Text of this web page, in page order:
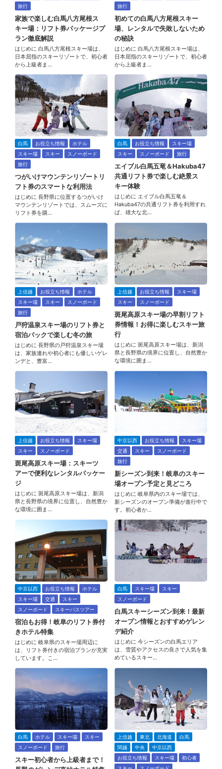
旅行
家族で楽しむ白馬八方尾根ス
キー場：リフト券パッケージプ
ラン徹底解説
はじめに 白馬八方尾根スキー場は、
日本屈指のスキーリゾートで、初心者
から上級者ま…
旅行
初めての白馬八方尾根スキー
場、レンタルで失敗しないため
の秘訣
はじめに 白馬八方尾根スキー場は、
日本屈指のスキーリゾートで、初心者
から上級者ま…
白馬 お役立ち情報
ホテル
スキー場
スキー
スノーボード
旅行
つがいけマウンテンリゾートリ
フト券のスマートな利用法
はじめに 長野県に位置するつがいけ
マウンテンリゾートでは、スムーズに
リフト券を購…
白馬 お役立ち情報
スキー場
スキー
スノーボード 旅行
エイブル白馬五竜＆Hakuba47
共通リフト券で楽しむ絶景ス
キー体験
はじめに エイブル白馬五竜＆
Hakuba47の共通リフト券を利用すれ
ば、雄大な北…
上信越 お役立ち情報
ホテル
スキー場
スキー
スノーボード
旅行
戸狩温泉スキー場のリフト券と
宿泊パックで楽しむ冬の旅
はじめに 長野県の戸狩温泉スキー場
は、家族連れや初心者にも優しいゲレ
ンデと、豊富…
上信越 お役立ち情報
スキー場
スキー
スノーボード
斑尾高原スキー場の早割リフト
券情報！お得に楽しむスキー旅
行
はじめに 斑尾高原スキー場は、新潟
県と長野県の境界に位置し、自然豊か
な環境に囲ま…
上信越 お役立ち情報
スキー場
スキー
スノーボード
斑尾高原スキー場：スキーツ
アーで便利なレンタルパッケー
ジ
はじめに 斑尾高原スキー場は、新潟
県と長野県の境界に位置し、自然豊か
な環境に囲ま…
中京以西 お役立ち情報
スキー場
交通
スキー
スノーボード
旅行
新シーズン到来！岐阜のスキー
場オープン予定と見どころ
はじめに 岐阜県内のスキー場では、
新シーズンのオープン準備が進行中で
す。初心者か…
中京以西 お役立ち情報
ホテル
スキー場
交通
スキー
スノーボード
スキーバスツアー
宿泊もお得！岐阜のリフト券付
きホテル特集
はじめに 岐阜県のスキー場周辺に
は、リフト券付きの宿泊プランが充実
しています。こ…
白馬 スキー場
スキー
スノーボード
白馬スキーシーズン到来！最新
オープン情報とおすすめゲレン
デ紹介
はじめに 今シーズンの白馬エリア
は、雪質やアクセスの良さで人気を集
めているスキー…
白馬 ホテル スキー場
スキー
スノーボード
旅行
スキー初心者から上級者まで！
上信越 東北 北海道
白馬
関越
中央
中京以西
お役立ち情報
スキー場
初心者